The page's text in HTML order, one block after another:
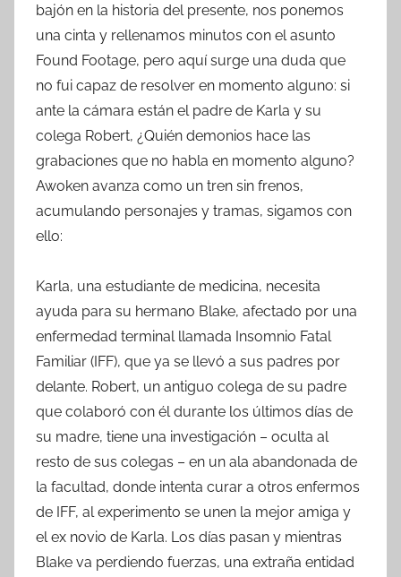
bajón en la historia del presente, nos ponemos
una cinta y rellenamos minutos con el asunto
Found Footage, pero aquí surge una duda que
no fui capaz de resolver en momento alguno: si
ante la cámara están el padre de Karla y su
colega Robert, ¿Quién demonios hace las
grabaciones que no habla en momento alguno?
Awoken avanza como un tren sin frenos,
acumulando personajes y tramas, sigamos con
ello:
Karla, una estudiante de medicina, necesita
ayuda para su hermano Blake, afectado por una
enfermedad terminal llamada Insomnio Fatal
Familiar (IFF), que ya se llevó a sus padres por
delante. Robert, un antiguo colega de su padre
que colaboró con él durante los últimos días de
su madre, tiene una investigación – oculta al
resto de sus colegas – en un ala abandonada de
la facultad, donde intenta curar a otros enfermos
de IFF, al experimento se unen la mejor amiga y
el ex novio de Karla. Los días pasan y mientras
Blake va perdiendo fuerzas, una extraña entidad